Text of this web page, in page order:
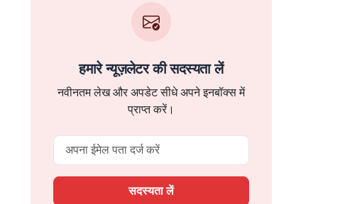
हमारे न्यूज़लेटर की सदस्यता लें
नवीनतम लेख और अपडेट सीधे अपने इनबॉक्स में
प्राप्त करें।
Email
सदस्यता लें